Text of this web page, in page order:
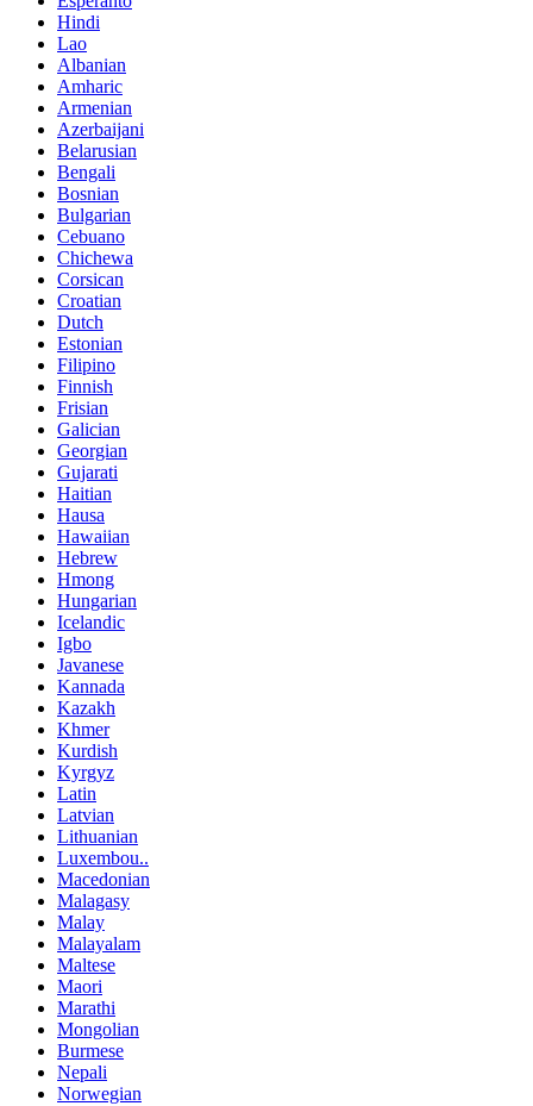
Hindi
Lao
Albanian
Amharic
Armenian
Azerbaijani
Belarusian
Bengali
Bosnian
Bulgarian
Cebuano
Chichewa
Corsican
Croatian
Dutch
Estonian
Filipino
Finnish
Frisian
Galician
Georgian
Gujarati
Haitian
Hausa
Hawaiian
Hebrew
Hmong
Hungarian
Icelandic
Igbo
Javanese
Kannada
Kazakh
Khmer
Kurdish
Kyrgyz
Latin
Latvian
Lithuanian
Luxembou..
Macedonian
Malagasy
Malay
Malayalam
Maltese
Maori
Marathi
Mongolian
Burmese
Nepali
Norwegian